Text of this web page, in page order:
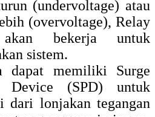
(undervoltage) atau
(overvoltage), Relay
bekerja untuk
sistem.
dapat memiliki Surge
Device (SPD) untuk
dari lonjakan tegangan